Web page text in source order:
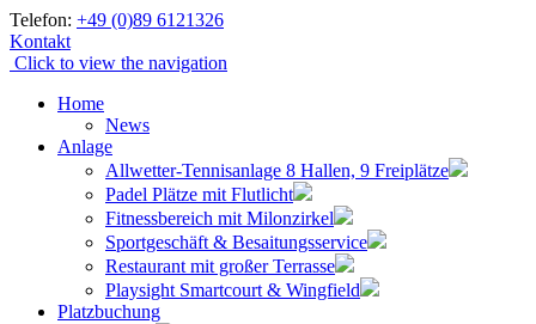
Skip
to
content
Telefon: +49 (0)89 6121326
Kontakt
Click to view the navigation
Home
News
Anlage
Allwetter-Tennisanlage 8 Hallen, 9 Freiplätze
Padel Plätze mit Flutlicht
Fitnessbereich mit Milonzirkel
Sportgeschäft & Besaitungsservice
Restaurant mit großer Terrasse
Playsight Smartcourt & Wingfield
Platzbuchung